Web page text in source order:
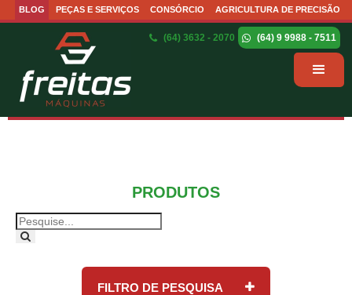
BLOG PEÇAS E SERVIÇOS CONSÓRCIO AGRICULTURA DE PRECISÃO
(64) 3632 - 2070 (64) 9 9988 - 7511
PRODUTOS
FILTRO DE PESQUISA